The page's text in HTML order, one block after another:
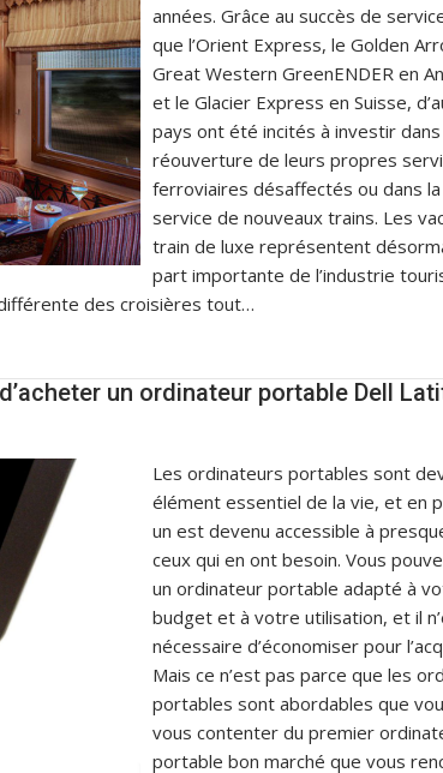
années. Grâce au succès de
que l’Orient Express, le Golden
Great Western GreenENDER en
et le Glacier Express en Suisse,
pays ont été incités à investir dans
réouverture de leurs propres
ferroviaires désaffectés ou dans
service de nouveaux trains. Les
train de luxe représentent
part importante de l’industrie
des croisières tout…
un ordinateur portable Dell
Les ordinateurs portables sont
élément essentiel de la vie, et en
un est devenu accessible à
ceux qui en ont besoin. Vous
un ordinateur portable adapté à
budget et à votre utilisation, et il
nécessaire d’économiser pour
Mais ce n’est pas parce que les
portables sont abordables que
vous contenter du premier
portable bon marché que vous